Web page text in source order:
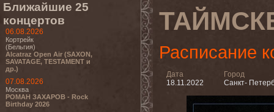
Ближайшие 25
концертов
06.08.2026
Кортрейк
(Бельгия)
Alcatraz Open Air (SAXON,
SAVATAGE, TESTAMENT и
др.)
07.08.2026
Москва
РОМАН ЗАХАРОВ - Rock
Birthday 2026
Расписание
Дата
18.11.2022
Город
Санкт-